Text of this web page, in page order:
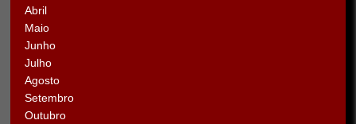
Abril
Maio
Junho
Julho
Agosto
Setembro
Outubro